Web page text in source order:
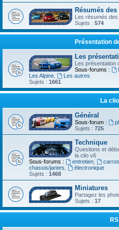
Résumés
Les résumés
Sujets : 574
Présentation
Les
Les présentation
Sous-forums :
Les Alpine,
Les autres
Sujets : 1661
La
Général
Sous-forum :
Sujets : 725
Technique
Questions et
la clio v6
Sous-forums :
entretien,
chassis/jantes,
électronique
Sujets : 1468
Miniatures
Partagez les
Sujets : 17
RS